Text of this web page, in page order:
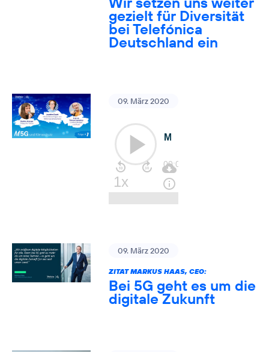
gezielt für Diversität
bei Telefónica
Deutschland ein
09. März 2020
09. März 2020
ZITAT MARKUS HAAS, CEO:
Bei 5G geht es um die
digitale Zukunft